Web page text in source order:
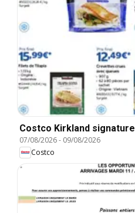
Costco Kirkland signature
07/08/2026- 09/08/2026
Costco